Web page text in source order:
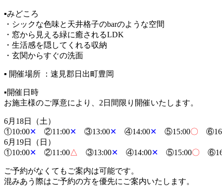
▪みどころ
・シックな色味と天井格子のbarのような空間
・窓から見える緑に癒されるLDK
・生活感を隠してくれる収納
・玄関からすぐの洗面
▪ 開催場所 ：速見郡日出町豊岡
▪開催日時
お施主様のご厚意により、2日間限り開催いたします。
6月18日（土）
①10:00✕ ②11:00✕ ③13:00✕ ④14:00✕ ⑤15:00〇
6月19日（日）
①10:00✕ ②11:00△ ③13:00✕ ④14:00✕ ⑤15:00〇
ご予約がなくてもご案内は可能です。
混みあう際はご予約の方を優先にご案内いたします。